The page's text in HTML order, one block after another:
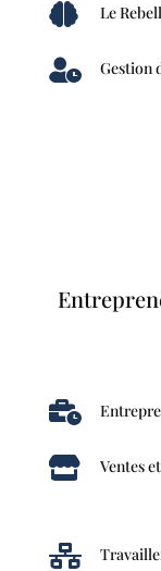
 Le
 Gestion

 Ventes
